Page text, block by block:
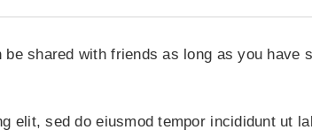
shared with friends as long as you
elit, sed do eiusmod tempor incididunt ut